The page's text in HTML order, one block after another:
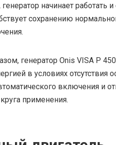
генератор начинает работать
сохранению
генератор Onis VISA P
в условиях
включения и
применения.